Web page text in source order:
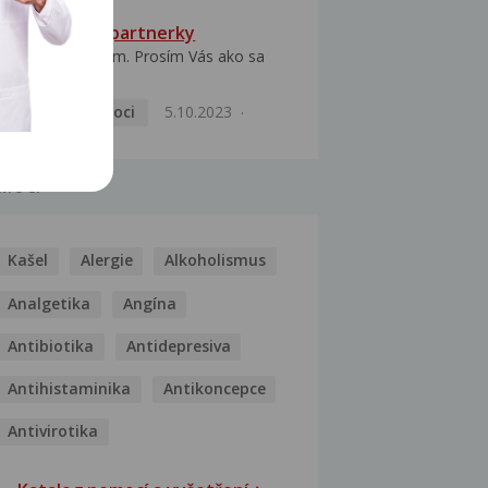
HPV typ 52 u partnerky
Dobrý deň prajem. Prosím Vás ako sa
Pohlavní nemoci
5.10.2023
Kašel Alergie Alkoholismus
Analgetika Angína
Antibiotika Antidepresiva
Antihistaminika Antikoncepce
Antivirotika